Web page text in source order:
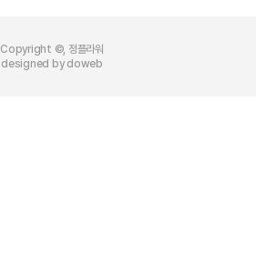
Copyright ©, 정플라워
designed by doweb